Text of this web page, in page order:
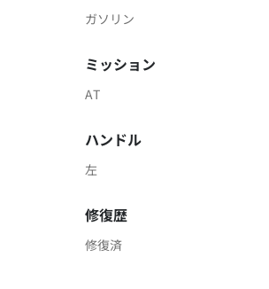
ガソリン
ミッション
AT
ハンドル
左
修復歴
修復済